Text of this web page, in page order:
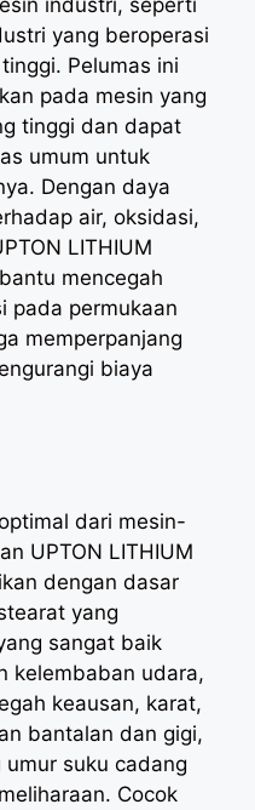
yang beroperasi
Pelumas ini
pada mesin yang
tinggi dan dapat
umum untuk
Dengan daya
air, oksidasi,
LITHIUM
mencegah
pada permukaan
memperpanjang
biaya
dari mesin-
UPTON LITHIUM
dengan dasar
yang
sangat baik
kelembaban udara,
keausan, karat,
bantalan dan gigi,
suku cadang
Cocok